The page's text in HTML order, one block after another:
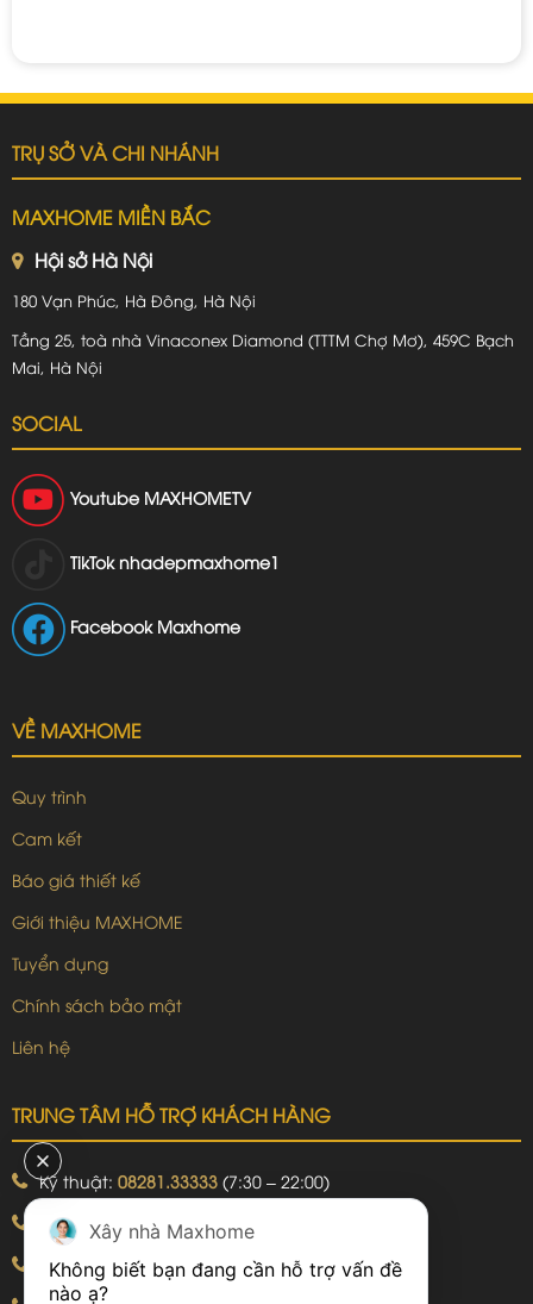
TRỤ SỞ VÀ CHI NHÁNH
MAXHOME MIỀN BẮC
Hội sở Hà Nội
180 Vạn Phúc, Hà Đông, Hà Nội
Tầng 25, toà nhà Vinaconex Diamond (TTTM Chợ Mơ), 459C Bạch
Mai, Hà Nội
SOCIAL
Youtube MAXHOMETV
TikTok nhadepmaxhome1
Facebook Maxhome
VỀ MAXHOME
Quy trình
Cam kết
Báo giá thiết kế
Giới thiệu MAXHOME
Tuyển dụng
Chính sách bảo mật
Liên hệ
TRUNG TÂM HỖ TRỢ KHÁCH HÀNG
Kỹ thuật: 08281.33333 (7:30 – 22:00)
Khiếu nại:
09240.99999
Bảo hành:09240.99999(8:00 – 21:00)
Xây nhà Maxhome
Không biết bạn đang cần hỗ trợ vấn đề